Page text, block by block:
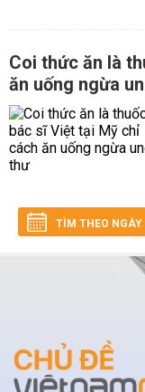
Coi thức ăn là
ăn uống ngừa
TÌM THEO NGÀY